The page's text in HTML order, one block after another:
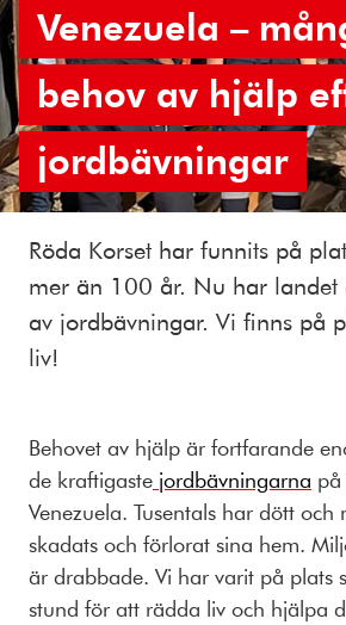
Venezuela –
behov av hjälp
jordbävningar
Röda Korset har funnits på
mer än 100 år. Nu har landet
av jordbävningar. Vi finns på
liv!
Behovet av hjälp är fortfarande
de kraftigaste jordbävningarna
Venezuela. Tusentals har dött och
skadats och förlorat sina hem.
är drabbade. Vi har varit på plats
stund för att rädda liv och hjälpa